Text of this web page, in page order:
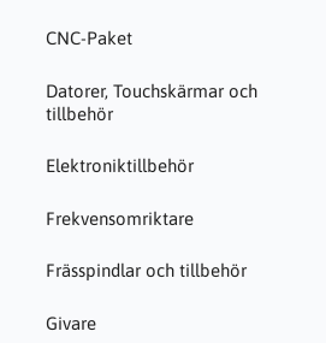
CNC-Paket
Datorer, Touchskärmar och
tillbehör
Elektroniktillbehör
Frekvensomriktare
Frässpindlar och tillbehör
Givare